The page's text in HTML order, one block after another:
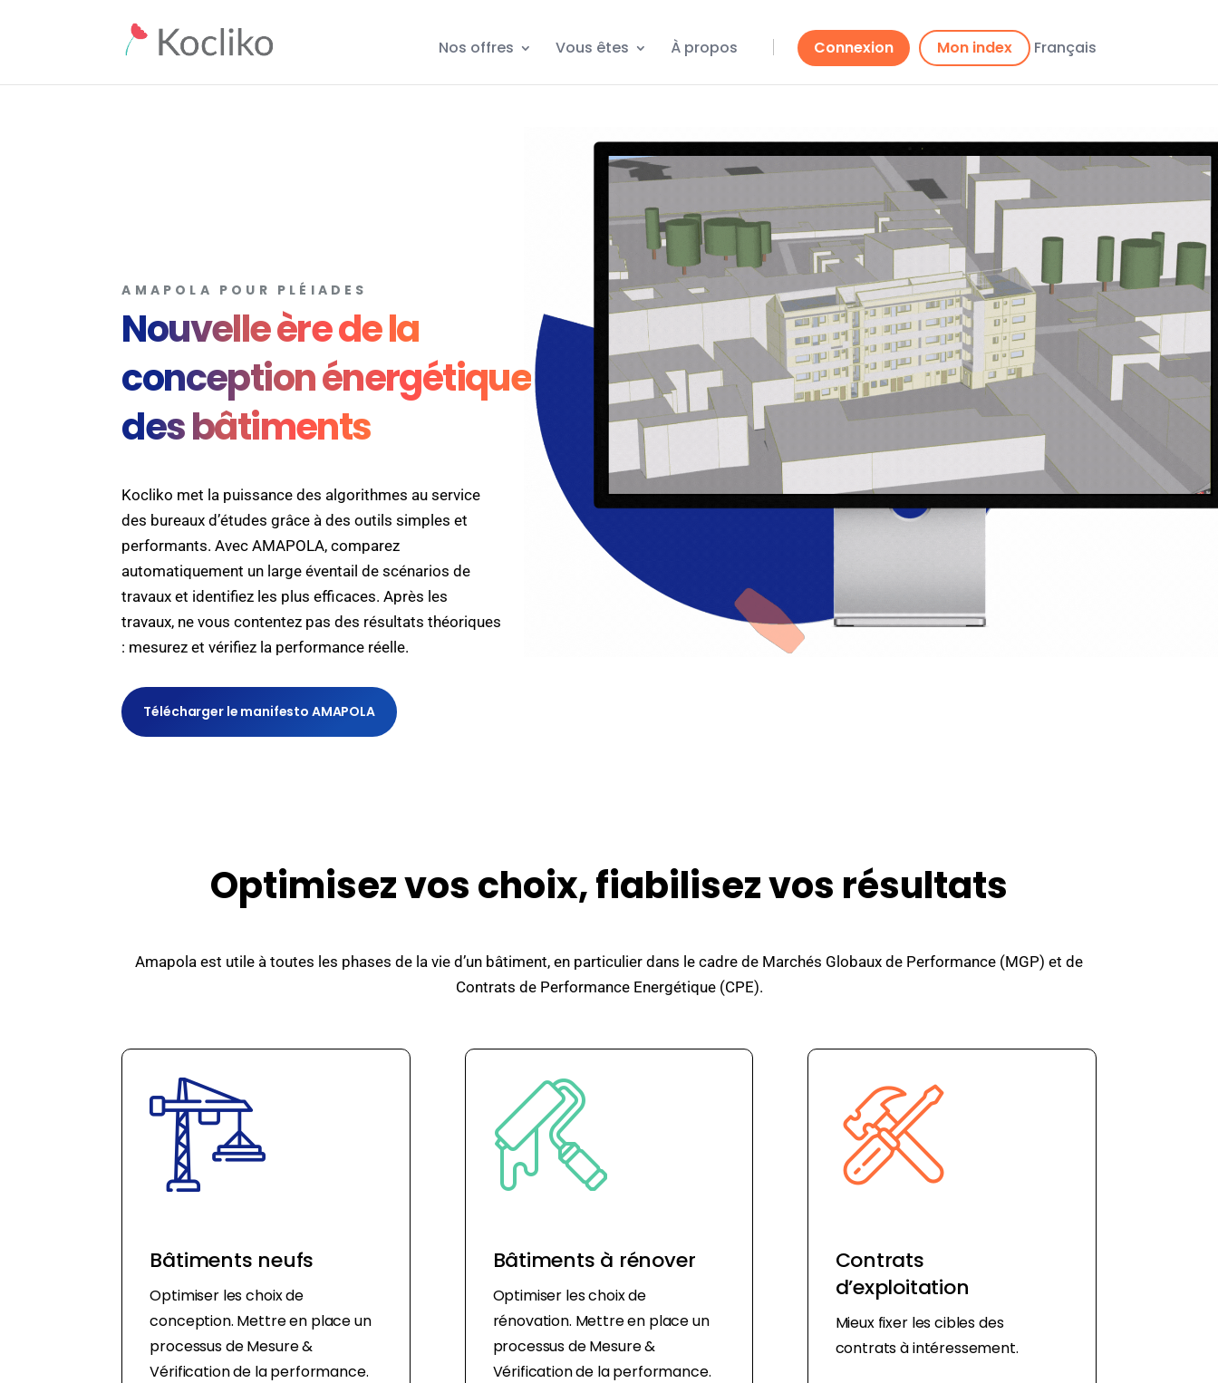
Nos offres Vous êtes À propos Connexion Mon index Français
AMAPOLA POUR PLÉIADES
Nouvelle ère de la
conception énergétique
des bâtiments
Kocliko met la puissance des algorithmes au service
des bureaux d’études grâce à des outils simples et
performants. Avec AMAPOLA, comparez
automatiquement un large éventail de scénarios de
travaux et identifiez les plus efficaces. Après les
travaux, ne vous contentez pas des résultats théoriques
: mesurez et vérifiez la performance réelle.
Télécharger le manifesto AMAPOLA
Optimisez vos choix, fiabilisez vos résultats
Amapola est utile à toutes les phases de la vie d’un bâtiment, en particulier dans le cadre de Marchés Globaux de Performance (MGP) et de
Contrats de Performance Energétique (CPE).
Bâtiments neufs
Optimiser les choix de
conception. Mettre en place un
processus de Mesure &
Vérification de la performance.
Bâtiments à rénover
Optimiser les choix de
rénovation. Mettre en place un
processus de Mesure &
Vérification de la performance.
Contrats
d’exploitation
Mieux fixer les cibles des
contrats à intéressement.